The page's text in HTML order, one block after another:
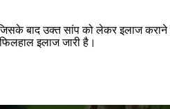
बाद उक्त सांप को लेकर इलाज
इलाज जारी है।